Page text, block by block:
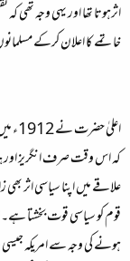
اثرہوتا تھا اور یہی وجہ
خاتمے کا اعلان کرکے
کہ اس وقت صرف انگریز اور
علاقے میں اپنا سیاسی اثر
قوم کو سیاسی قوت بخشتا
ہونے کی وجہ سے امریکہ